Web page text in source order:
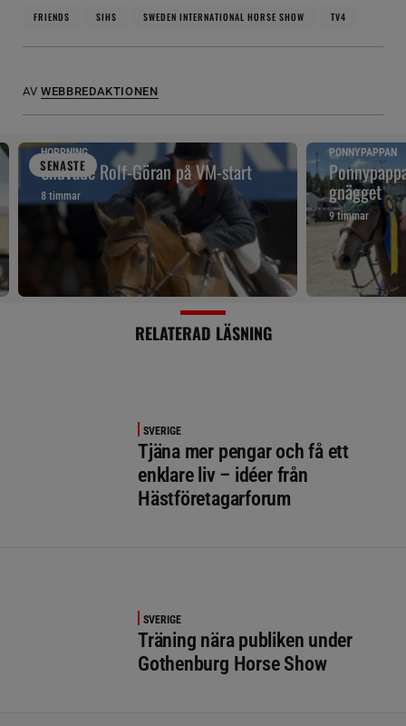
FRIENDS SIHS SWEDEN INTERNATIONAL HORSE SHOW TV4
AV WEBBREDAKTIONEN
SENASTE
HOPPNING
Snuvade Rolf-Göran på VM-start
8 timmar
PONNYPAPPAN
gnägget
9 timmar
RELATERAD LÄSNING
SVERIGE
Tjäna mer pengar och få ett
enklare liv – idéer från
Hästföretagarforum
SVERIGE
Träning nära publiken under
Gothenburg Horse Show